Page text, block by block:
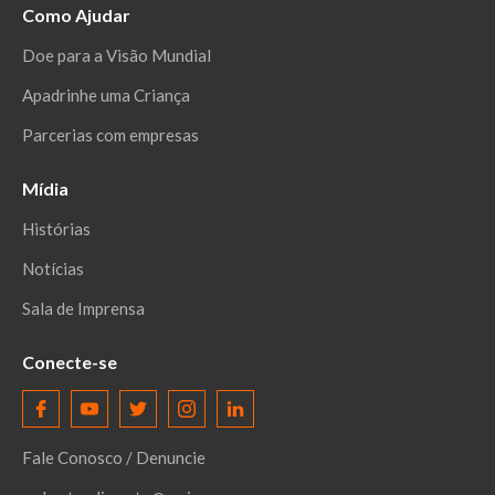
Como Ajudar
Doe para a Visão Mundial
Apadrinhe uma Criança
Parcerias com empresas
Mídia
Histórias
Notícias
Sala de Imprensa
Conecte-se
Fale Conosco / Denuncie